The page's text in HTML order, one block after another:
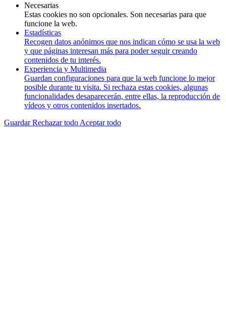
Necesarias
Estas cookies no son opcionales. Son necesarias para que
funcione la web.
Estadísticas
Recogen datos anónimos que nos indican cómo se usa la web
y que páginas interesan más para poder seguir creando
contenidos de tu interés.
Experiencia y Multimedia
Guardan configuraciones para que la web funcione lo mejor
posible durante tu visita. Si rechaza estas cookies, algunas
funcionalidades desaparecerán, entre ellas, la reproducción de
vídeos y otros contenidos insertados.
GuardarRechazar todo Aceptar todo